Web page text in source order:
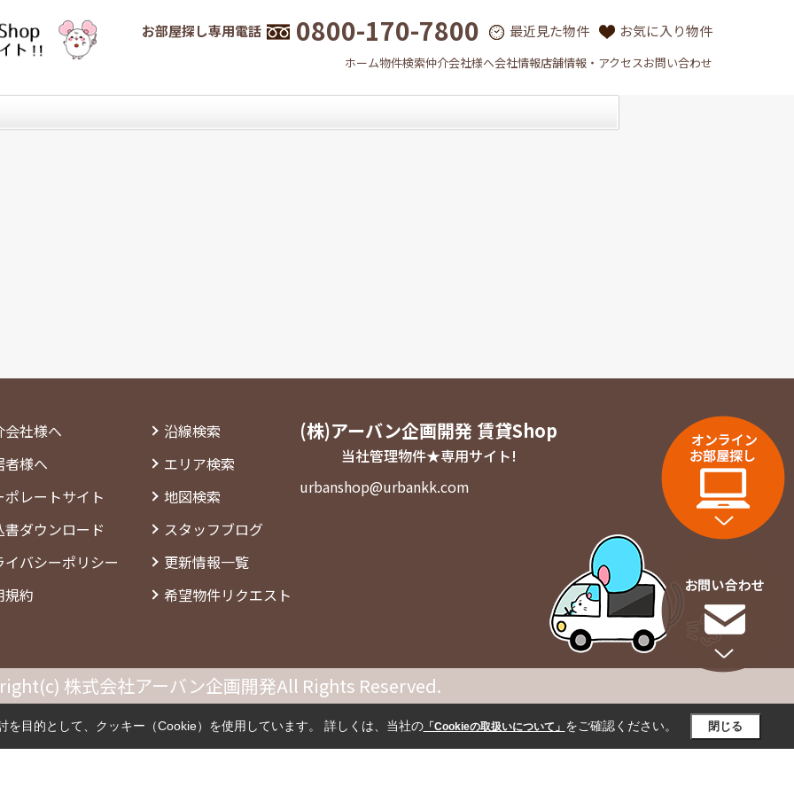
お部屋探し専用電話 0800-170-7800 最近見た物件 お気に入り物件
ホーム物件検索仲介会社様へ会社情報店舗情報・アクセスお問い合わせ
会社様へ
者様へ
ポレートサイト
書ダウンロード
イバシーポリシー
規約
沿線検索
エリア検索
地図検索
スタッフブログ
更新情報一覧
希望物件リクエスト
(株)アーバン企画開発 賃貸Shop
当社管理物件★専用サイト!
urbanshop@urbankk.com
株式会社アーバン企画開発All Rights Reserved.
目的として、クッキー（Cookie）を使用しています。 詳しくは、当社の「Cookieの取扱いについて」 をご確認ください。 閉じる